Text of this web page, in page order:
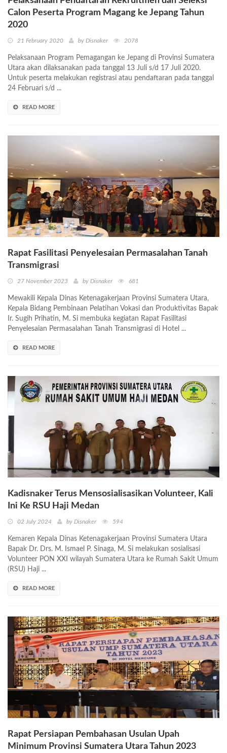
Calon Peserta Program Magang ke Jepang Tahun
2020
21 February 2020 by Disnaker 2078
Pelaksanaan Program Pemagangan ke Jepang di Provinsi Sumatera
Utara akan dilaksanakan pada tanggal 13 Juli s/d 17 Juli 2020.
Untuk peserta melakukan registrasi atau pendaftaran pada tanggal
24 Februari s/d ...
READ MORE
Rapat Fasilitasi Penyelesaian Permasalahan Tanah
Transmigrasi
27 November 2023 by Disnaker 681
Mewakili Kepala Dinas Ketenagakerjaan Provinsi Sumatera Utara,
Kepala Bidang Pembinaan Pelatihan Vokasi dan Produktivitas Bapak
Ir. Sugih Prihatin, M. Si membuka kegiatan Rapat Fasilitasi
Penyelesaian Permasalahan Tanah Transmigrasi di Hotel ...
READ MORE
Kadisnaker Terus Mensosialisasikan Volunteer, Kali
Ini Ke RSU Haji Medan
02 July 2024 by Disnaker 594
Kemaren Kepala Dinas Ketenagakerjaan Provinsi Sumatera Utara
Bapak Dr. Drs. M. Ismael P. Sinaga, M. Si melakukan sosialisasi
Volunteer PON XXI wilayah Sumatera Utara ke Rumah Sakit Umum
(RSU) Haji ...
READ MORE
Rapat Persiapan Pembahasan Usulan Upah
Minimum Provinsi Sumatera Utara Tahun 2023